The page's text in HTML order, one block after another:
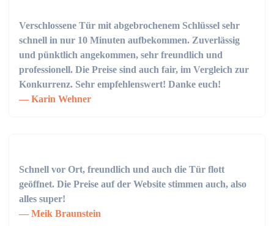
Verschlossene Tür mit abgebrochenem Schlüssel sehr
schnell in nur 10 Minuten aufbekommen. Zuverlässig
und pünktlich angekommen, sehr freundlich und
professionell. Die Preise sind auch fair, im Vergleich zur
Konkurrenz. Sehr empfehlenswert! Danke euch!
Karin Wehner
Schnell vor Ort, freundlich und auch die Tür flott
geöffnet. Die Preise auf der Website stimmen auch, also
alles super!
Meik Braunstein